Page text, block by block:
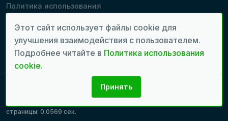
Политика использования
cookie
Производители
Наши магазины
Copyright 2022 - 2026 © Все права защищены. | Время генерации
страницы: 0.0569 сек.
Этот сайт использует файлы cookie для
улучшения взаимодействия с пользователем.
Подробнее читайте в Политика использования
cookie.
Принять